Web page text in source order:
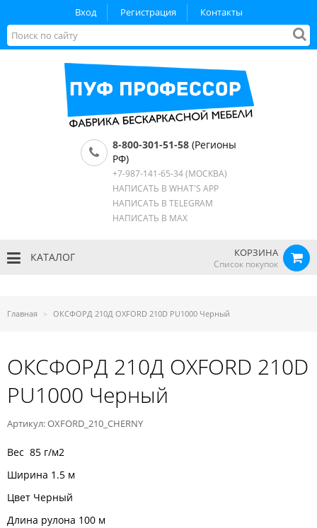
Вход Регистрация Контакты
8-800-301-51-58 (Регионы
РФ)
+7-987-141-65-34(МОСКВА)
НАПИСАТЬ В WHAT'S APP
НАПИСАТЬ В TELEGRAM
НАПИСАТЬ В MAX
КОРЗИНА
Список покупок
КАТАЛОГ
Главная ОКСФОРД 210Д OXFORD 210D PU1000 Черный
ОКСФОРД 210Д OXFORD 210D
PU1000 Черный
Артикул: OXFORD_210_CHERNY
Вес 85 г/м2
Ширина 1.5 м
Цвет Черный
Длина рулона 100 м